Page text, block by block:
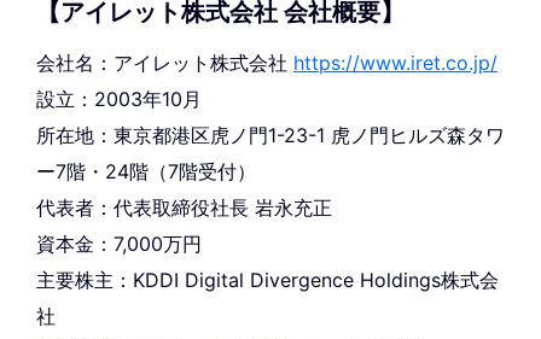
【アイレット株式会社 会社概要】
会社名：アイレット株式会社 https://www.iret.co.jp/
設立：2003年10月
所在地：東京都港区虎ノ門1-23-1 虎ノ門ヒルズ森タワ
ー7階・24階（7階受付）
代表者：代表取締役社長 岩永充正
資本金：7,000万円
主要株主：KDDI Digital Divergence Holdings株式会
社